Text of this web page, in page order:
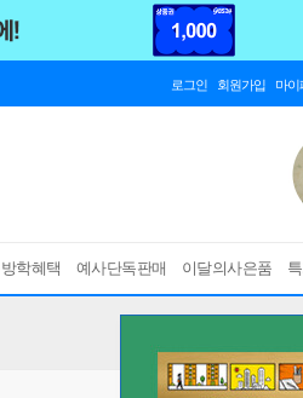
로그인 회원가입 마이
학혜택 예사단독판매 이달의사은품